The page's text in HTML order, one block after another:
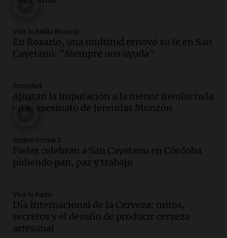
Episodios
Audio.La inflación en Buenos Aires
alcanza el 2,9% en julio, generando
Panorama Federal
Episodios
Audio.Descuentos de hasta 700.000
Panorama Federal
Episodios
Audio.
Docentes de Jujuy denuncian
sus salarios y genera alarma
Panorama Federal
Episodios
Audio.
Viva la Radio Rosario
En Rosario, una multitud renovó su fe en San
Cayetano: "Siempre nos ayuda"
Sociedad
Ajustan la imputación a la menor involucrada
en el asesinato de Jeremías Monzón
Radioinforme 3
Fieles celebran a San Cayetano en Córdoba
pidiendo pan, paz y trabajo
Viva la Radio
Día Internacional de la Cerveza: mitos,
secretos y el desafío de producir cerveza
artesanal